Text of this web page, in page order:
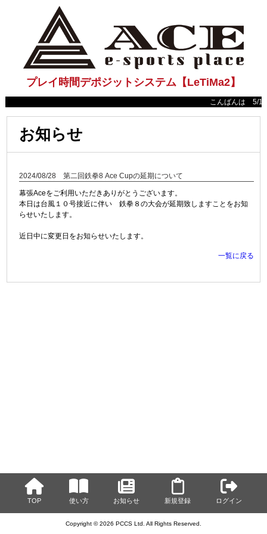
プレイ時間デポジットシステム【LeTiMa2】
こんばんは 5/
お知らせ
2024/08/28 第二回鉄拳8 Ace Cupの延期について
幕張Aceをご利用いただきありがとうございます。
本日は台風１０号接近に伴い 鉄拳８の大会が延期致しますことをお知
らせいたします。
近日中に変更日をお知らせいたします。
一覧に戻る
TOP 使い方 お知らせ 新規登録 ログイン
Copyright © 2026 PCCS Ltd. All Rights Reserved.